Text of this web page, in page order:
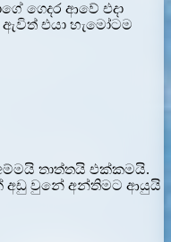
ගෙදර ආවේ එදා
ඇවිත් එයා හැමෝටම
තාත්තයි එක්කමයි.
වුනේ අන්තිමට ආයුයි